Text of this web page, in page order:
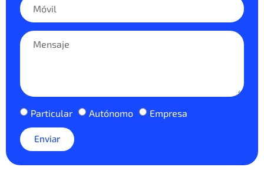
Particular Autónomo Empresa
Enviar